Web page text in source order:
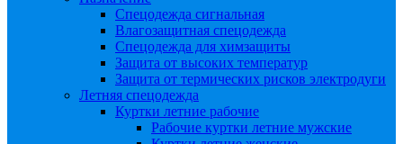
Спецодежда сигнальная
Влагозащитная спецодежда
Спецодежда для химзащиты
Защита от высоких температур
Защита от термических рисков электродуги
Летняя спецодежда
Куртки летние рабочие
Рабочие куртки летние мужские